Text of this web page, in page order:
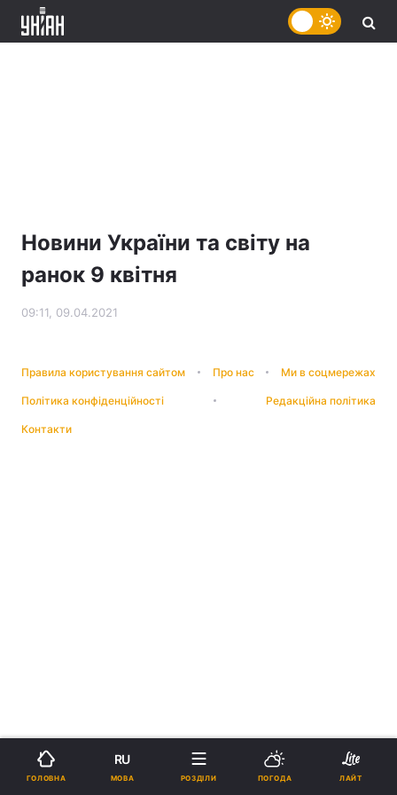
Новини України та світу на
ранок 9 квітня
09:11, 09.04.2021
Правила користування сайтом Про нас Ми в соцмережах
Політика конфіденційності Редакційна політика
Контакти
ГОЛОВНА
RU
МОВА РОЗДІЛИ ПОГОДА ЛАЙТ